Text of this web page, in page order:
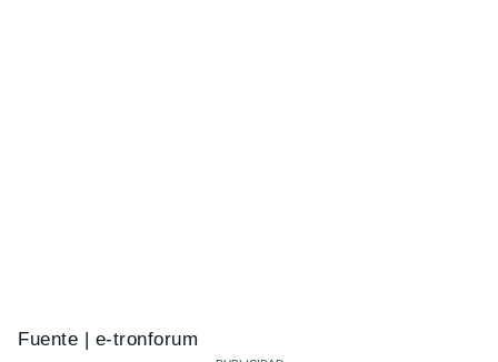
Fuente | e-tronforum